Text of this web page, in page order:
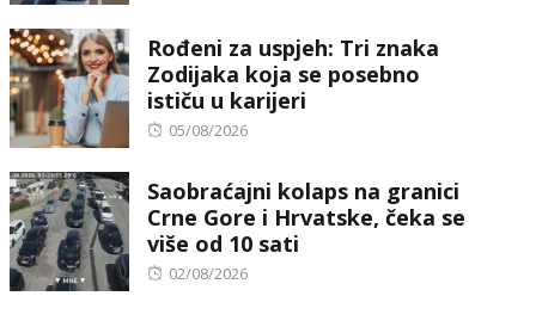
Rođeni za uspjeh: Tri znaka
Zodijaka koja se posebno
ističu u karijeri
Posted
05/08/2026
Saobraćajni kolaps na granici
Crne Gore i Hrvatske, čeka se
više od 10 sati
Posted
02/08/2026